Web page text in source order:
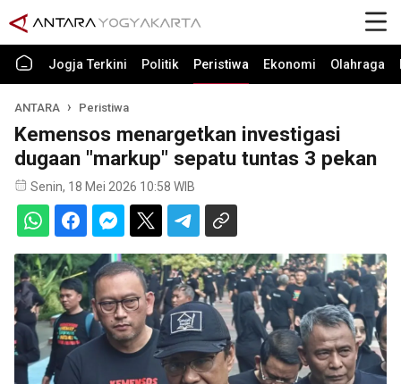
Jogja Terkini Politik Peristiwa Ekonomi Olahraga
ANTARA Peristiwa
Kemensos menargetkan investigasi
dugaan "markup" sepatu tuntas 3 pekan
Senin, 18 Mei 2026 10:58 WIB